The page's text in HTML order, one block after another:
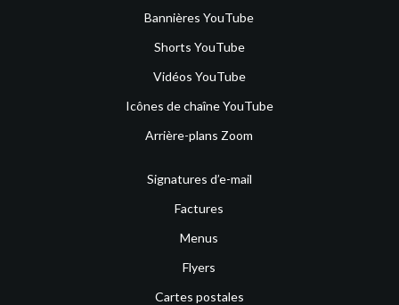
Bannières YouTube
Shorts YouTube
Vidéos YouTube
Icônes de chaîne YouTube
Arrière-plans Zoom
Signatures d’e-mail
Factures
Menus
Flyers
Cartes postales